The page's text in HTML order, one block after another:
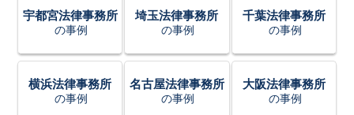
宇都宮法律事務所
の事例
埼玉法律事務所
の事例
千葉法律事務所
の事例
横浜法律事務所
の事例
名古屋法律事務所
の事例
大阪法律事務所
の事例